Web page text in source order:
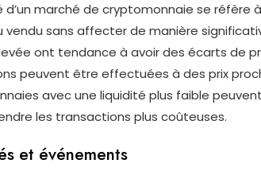
d’un marché de cryptomonnaie se
sans affecter de manière
ont tendance à avoir des écarts de
peuvent être effectuées à des prix
avec une liquidité plus faible
les transactions plus coûteuses.
et événements